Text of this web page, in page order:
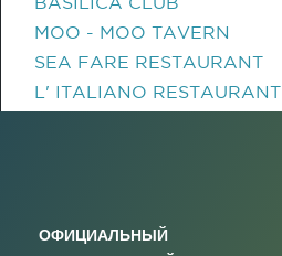
MOO - MOO TAVERN
SEA FARE RESTAURANT
L' ITALIANO RESTAURANT
ОФИЦИАЛЬНЫЙ